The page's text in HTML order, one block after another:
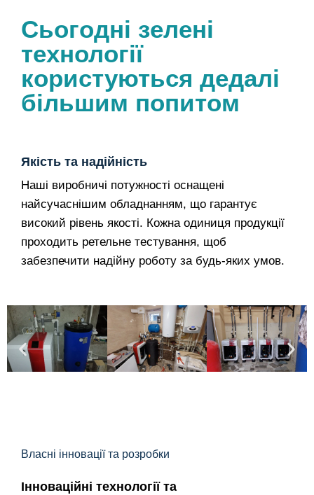
Сьогодні зелені
технології
користуються дедалі
більшим попитом
Якість та надійність
Наші виробничі потужності оснащені
найсучаснішим обладнанням, що гарантує
високий рівень якості. Кожна одиниця продукції
проходить ретельне тестування, щоб
забезпечити надійну роботу за будь-яких умов.
Власні інновації та розробки
Інноваційні технології та